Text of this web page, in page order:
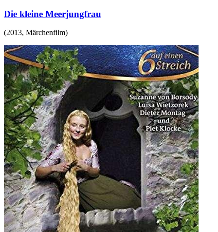
Die kleine Meerjungfrau
(2013, Märchenfilm)